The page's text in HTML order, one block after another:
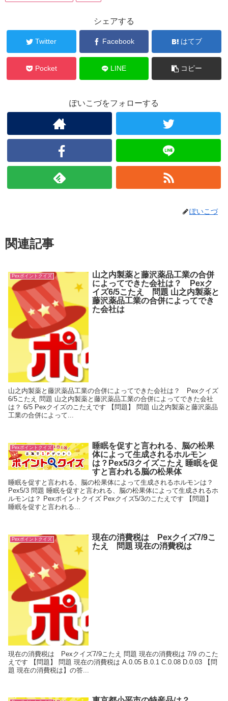
シェアする
Twitter Facebook はてブ
Pocket LINE コピー
ぽいこづをフォローする
ぽいこづ
関連記事
Pexポイントクイズ
山之内製薬と藤沢薬品工業の合併
によってできた会社は？ Pexク
イズ6/5こたえ 問題 山之内製薬と
藤沢薬品工業の合併によってでき
た会社は
山之内製薬と藤沢薬品工業の合併によってできた会社は？ Pexクイズ
6/5こたえ 問題 山之内製薬と藤沢薬品工業の合併によってできた会社
は？ 6/5 Pexクイズのこたえです 【問題】 問題 山之内製薬と藤沢薬品
工業の合併によって...
Pexポイントクイズ
睡眠を促すと言われる、脳の松果
体によって生成されるホルモン
は？Pex5/3クイズこたえ 睡眠を促
すと言われる脳の松果体
睡眠を促すと言われる、脳の松果体によって生成されるホルモンは？
Pex5/3 問題 睡眠を促すと言われる、脳の松果体によって生成されるホ
ルモンは？ Pexポイントクイズ Pexクイズ5/3のこたえです 【問題】
睡眠を促すと言われる...
Pexポイントクイズ
現在の消費税は Pexクイズ7/9こ
たえ 問題 現在の消費税は
現在の消費税は Pexクイズ7/9こたえ 問題 現在の消費税は 7/9 のこた
えです 【問題】 問題 現在の消費税は A.0.05 B.0.1 C.0.08 D.0.03 【問
題 現在の消費税は】の答...